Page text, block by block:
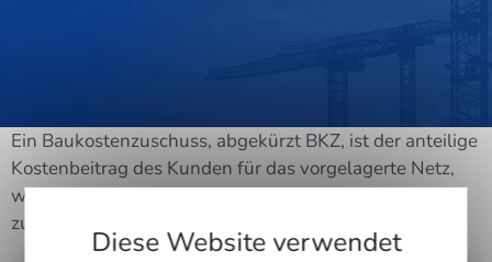
Ein Bau­kos­ten­zu­schuss, abge­kürzt BKZ, ist der antei­li­ge
Kos­ten­bei­trag des Kun­den für das vor­ge­la­ger­te Netz,
wel­ches die Netz­ge­sell­schaft Güters­loh dem Kun­den
zur Ver­fü­gung stellt.
Diese Website verwendet